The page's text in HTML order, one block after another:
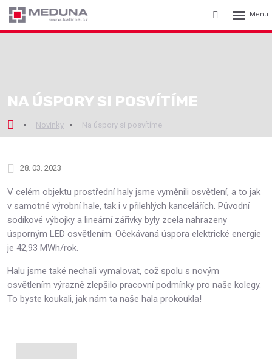
Vyhledávání
Rozbalení
NA ÚSPORY SI POSVÍTÍME
Novinky Na úspory si posvítíme
28. 03. 2023
V celém objektu prostřední haly jsme vyměnili osvětlení, a to jak
v samotné výrobní hale, tak i v přilehlých kancelářích. Původní
sodíkové výbojky a lineární zářivky byly zcela nahrazeny
úsporným LED osvětlením. Očekávaná úspora elektrické energie
je 42,93 MWh/rok.
Halu jsme také nechali vymalovat, což spolu s novým
osvětlením výrazně zlepšilo pracovní podmínky pro naše kolegy.
To byste koukali, jak nám ta naše hala prokoukla!